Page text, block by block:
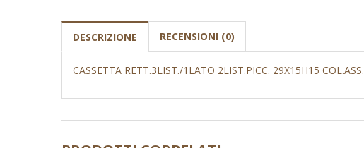
DESCRIZIONE RECENSIONI (0)
CASSETTA RETT.3LIST./1LATO 2LIST.PICC. 29X15H15 COL.ASS.